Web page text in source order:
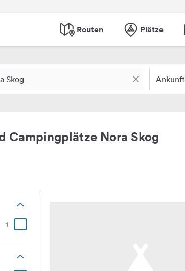
Routen Plätze
Ankunft
Campingplätze Nora Skog
1